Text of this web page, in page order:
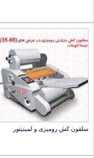
سلفون کش رومیزی و لمینیتور